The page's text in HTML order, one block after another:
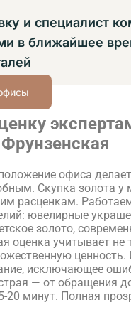
и специалист
в ближайшее
офиса
Скупка золота у
расценкам.
ювелирные
золото,
оценка учитывает не
ценность.
исключающее
— от обращения
20 минут. Полная